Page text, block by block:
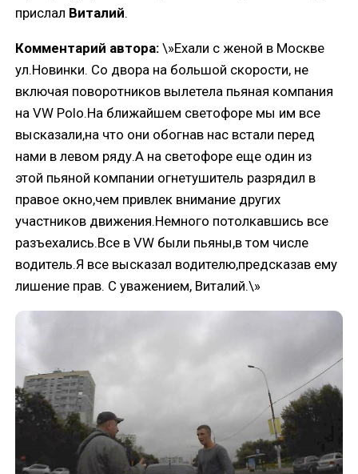
прислал Виталий.
Комментарий автора: \»Ехали с женой в Москве
ул.Новинки. Со двора на большой скорости, не
включая поворотников вылетела пьяная компания
на VW Polo.На ближайшем светофоре мы им все
высказали,на что они обогнав нас встали перед
нами в левом ряду.А на светофоре еще один из
этой пьяной компании огнетушитель разрядил в
правое окно,чем привлек внимание других
участников движения.Немного потолкавшись все
разъехались.Все в VW были пьяны,в том числе
водитель.Я все высказал водителю,предсказав ему
лишение прав. С уважением, Виталий.\»